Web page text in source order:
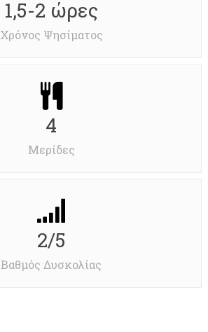
1,5-2 ώρες
Χρόνος Ψησίματος
4
Μερίδες
2/5
Βαθμός Δυσκολίας